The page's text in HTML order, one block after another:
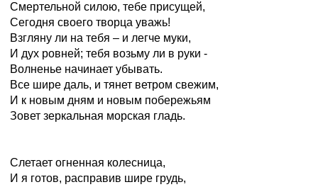
Смертельной силою, тебе присущей,
Сегодня своего творца уважь!
Взгляну ли на тебя – и легче муки,
И дух ровней; тебя возьму ли в руки -
Волненье начинает убывать.
Все шире даль, и тянет ветром свежим,
И к новым дням и новым побережьям
Зовет зеркальная морская гладь.
Слетает огненная колесница,
И я готов, расправив шире грудь,